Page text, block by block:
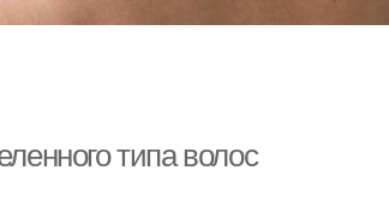
типа волос